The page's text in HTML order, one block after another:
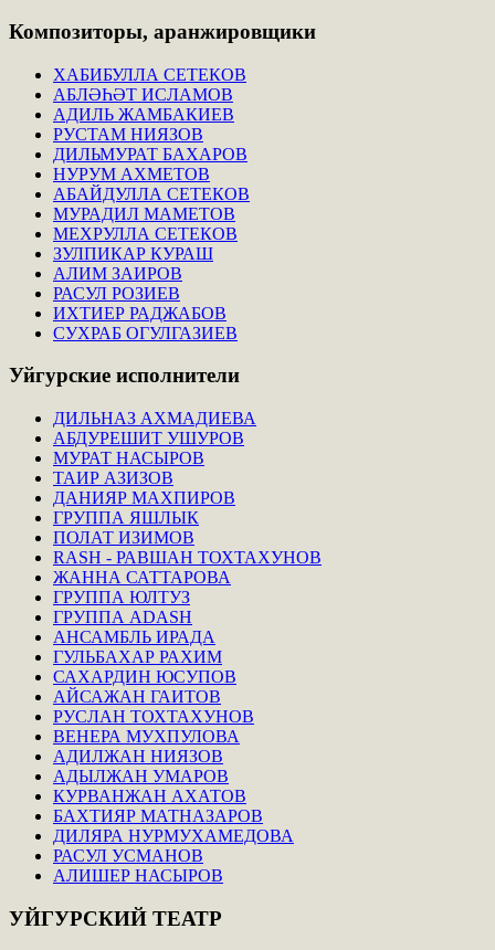
Композиторы, аранжировщики
ХАБИБУЛЛА СЕТЕКОВ
АБЛӘҺӘТ ИСЛАМОВ
АДИЛЬ ЖАМБАКИЕВ
РУСТАМ НИЯЗОВ
ДИЛЬМУРАТ БАХАРОВ
НУРУМ АХМЕТОВ
АБАЙДУЛЛА СЕТЕКОВ
МУРАДИЛ МАМЕТОВ
МЕХРУЛЛА СЕТЕКОВ
ЗУЛПИКАР КУРАШ
АЛИМ ЗАИРОВ
РАСУЛ РОЗИЕВ
ИХТИЕР РАДЖАБОВ
СУХРАБ ОГУЛГАЗИЕВ
Уйгурские исполнители
ДИЛЬНАЗ АХМАДИЕВА
АБДУРЕШИТ УШУРОВ
МУРАТ НАСЫРОВ
ТАИР АЗИЗОВ
ДАНИЯР МАХПИРОВ
ГРУППА ЯШЛЫК
ПОЛАТ ИЗИМОВ
RASH - РАВШАН ТОХТАХУНОВ
ЖАННА САТТАРОВА
ГРУППА ЮЛТУЗ
ГРУППА ADASH
АНСАМБЛЬ ИРАДА
ГУЛЬБАХАР РАХИМ
САХАРДИН ЮСУПОВ
АЙСАЖАН ГАИТОВ
РУСЛАН ТОХТАХУНОВ
ВЕНЕРА МУХПУЛОВА
АДИЛЖАН НИЯЗОВ
АДЫЛЖАН УМАРОВ
КУРВАНЖАН АХАТОВ
БАХТИЯР МАТНАЗАРОВ
ДИЛЯРА НУРМУХАМЕДОВА
РАСУЛ УСМАНОВ
АЛИШЕР НАСЫРОВ
УЙГУРСКИЙ ТЕАТР